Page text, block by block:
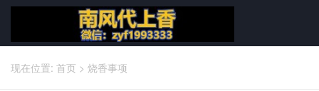
现在位置: 首页 > 烧香事项